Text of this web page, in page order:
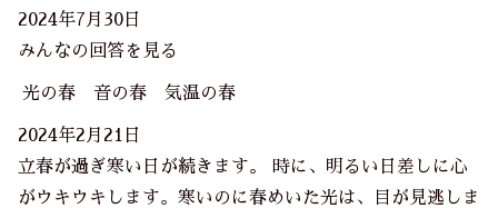
2024年7月30日
みんなの回答を見る
光の春 音の春 気温の春
2024年2月21日
立春が過ぎ寒い日が続きます。 時に、明るい日差しに心
がウキウキします。寒いのに春めいた光は、目が見逃しま